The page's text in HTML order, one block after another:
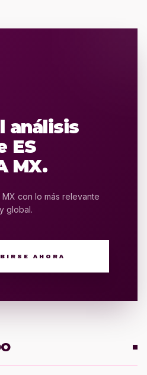
análisis
ES
MX.
MX con lo más relevante
global.
AHORA